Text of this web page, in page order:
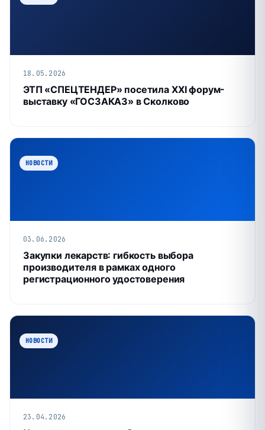
18.05.2026
ЭТП «СПЕЦТЕНДЕР» посетила XXI форум-
выставку «ГОСЗАКАЗ» в Сколково
НОВОСТИ
03.06.2026
Закупки лекарств: гибкость выбора
производителя в рамках одного
регистрационного удостоверения
НОВОСТИ
23.04.2026